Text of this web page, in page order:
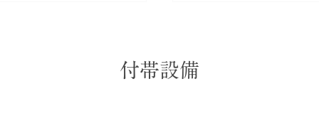
付帯設備